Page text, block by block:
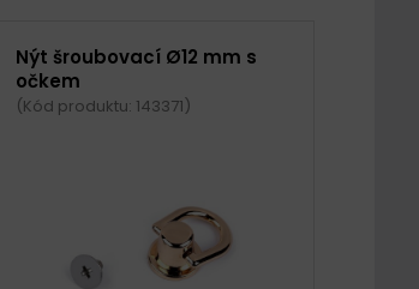
Nýt šroubovací Ø12 mm s
očkem
(Kód produktu: 143371)